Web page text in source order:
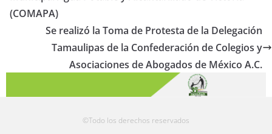
(COMAPA)
Se realizó la Toma de Protesta de la Delegación
Tamaulipas de la Confederación de Colegios y
Asociaciones de Abogados de México A.C.
©Todo los derechos reservados